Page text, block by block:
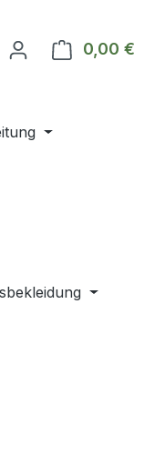
hast 0 Produkte auf
0,00 €